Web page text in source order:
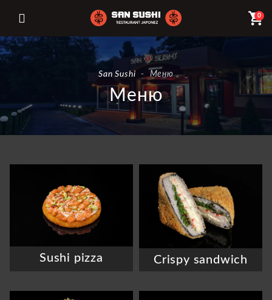
0
shopping_cart
San Sushi - Меню
Меню
Sushi pizza Crispy sandwich